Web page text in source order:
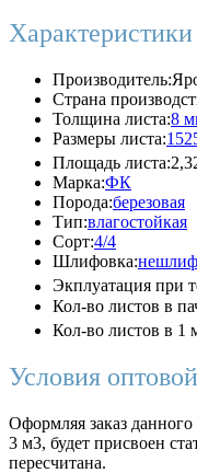
Характеристики
Производитель:
Страна
Толщина листа:8
Размеры листа:
Площадь листа:
Марка:ФК
Порода:березовая
Тип:влагостойкая
Сорт:4/4
Шлифовка:
Экплуатация при
Кол-во листов в
Кол-во листов в 1
Условия
Оформляя заказ данного
3 м3, будет присвоен
пересчитана.